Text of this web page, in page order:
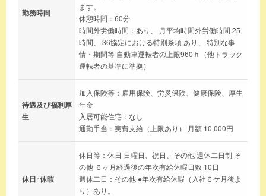
勤務時間
ます。
休憩時間：60分
時間外労働時間：あり、 月平均時間外労働時間 25
時間、 36協定における特別条項 あり、 特別な事
情・期間等 自動車運転者の上限960ｈ（他トラック
運転者の基準に準拠）
待遇及び福利厚
生
加入保険等：雇用保険、労災保険、健康保険、厚生
年金
入居可能住宅：なし
通勤手当：実費支給（上限あり） 月額 10,000円
休日･休暇
休日等：休日 日曜日、祝日、その他 週休二日制 そ
の他 ６ヶ月経過後の年次有給休暇日数 10日
週休二日：その他 ●年次有給休暇（入社６ケ月後よ
り）あり。